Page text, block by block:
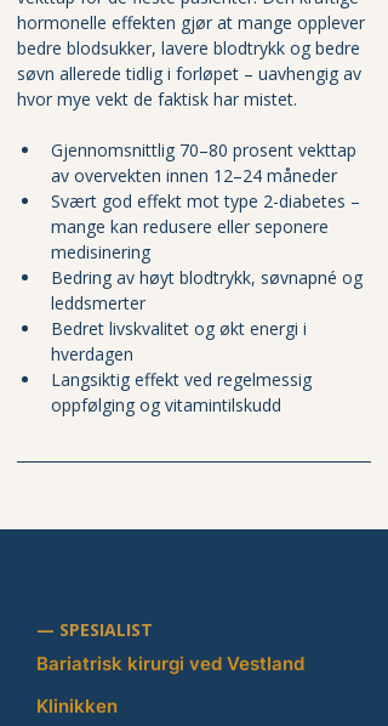
hormonelle effekten gjør at mange opplever
bedre blodsukker, lavere blodtrykk og bedre
søvn allerede tidlig i forløpet – uavhengig av
hvor mye vekt de faktisk har mistet.
Gjennomsnittlig 70–80 prosent vekttap
av overvekten innen 12–24 måneder
Svært god effekt mot type 2-diabetes –
mange kan redusere eller seponere
medisinering
Bedring av høyt blodtrykk, søvnapné og
leddsmerter
Bedret livskvalitet og økt energi i
hverdagen
Langsiktig effekt ved regelmessig
oppfølging og vitamintilskudd
— SPESIALIST
Bariatrisk kirurgi ved Vestland
Klinikken